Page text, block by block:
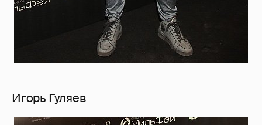
Игорь Гуляев